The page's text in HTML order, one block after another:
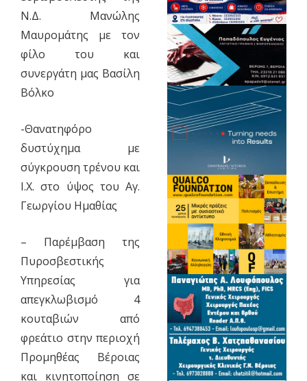
Ν.Δ. Μανώλης
Μαυρομάτης με τον
φίλο του και
συνεργάτη μας Βασίλη
Βόλκο
-Θανατηφόρο
δυστύχημα με
σύγκρουση τρένου και
Ι.Χ. στο ύψος του Αγ.
Γεωργίου Ημαθίας
– Παρέμβαση της
Πυροσβεστικής
Υπηρεσίας για
απεγκλωβισμό 4
κουταβιών από
φρεάτιο στην περιοχή
Προμηθέας Βέροιας
και κινητοποίηση σε